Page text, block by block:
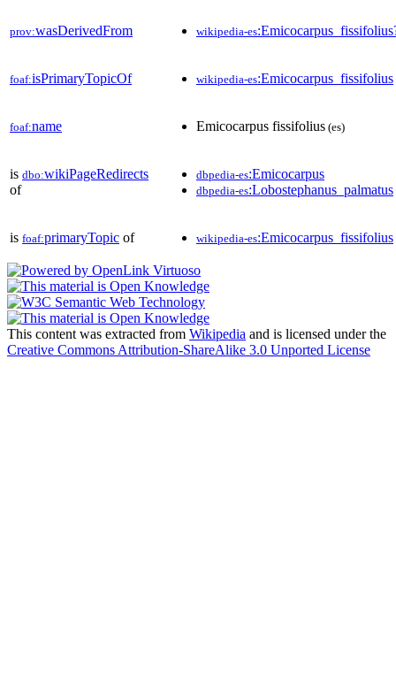
prov:wasDerivedFrom wikipedia-es
foaf:isPrimaryTopicOf wikipedia-es:Emicocarpus_fissifolius
foaf:name Emicocarpus fissifolius (es)
is dbo:wikiPageRedirects
of
dbpedia-es:Emicocarpus
dbpedia-es:Lobostephanus_palmatus
is foaf:primaryTopic of wikipedia-es:Emicocarpus_fissifolius
This content was extracted from Wikipedia and is licensed under the
Creative Commons Attribution-ShareAlike 3.0 Unported License